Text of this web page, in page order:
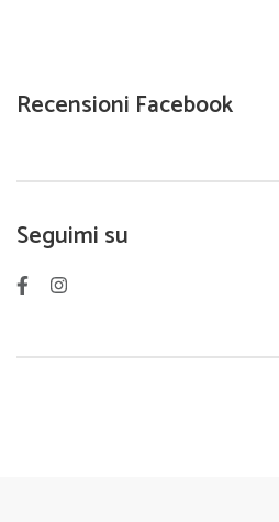
Recensioni Facebook
Seguimi su